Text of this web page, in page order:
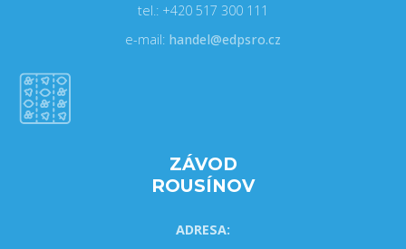
tel.: +420 517 300 111
e-mail: handel@edpsro.cz
ZÁVOD
ROUSÍNOV
ADRESA: